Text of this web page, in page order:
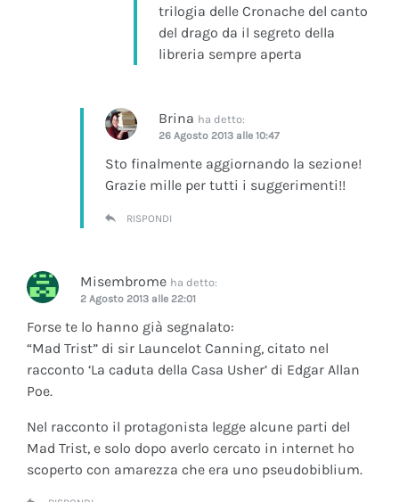
trilogia delle Cronache del canto
del drago da il segreto della
libreria sempre aperta
Brina ha detto:
26 Agosto 2013 alle 10:47
Sto finalmente aggiornando la sezione!
Grazie mille per tutti i suggerimenti!!
RISPONDI
Misembrome ha detto:
2 Agosto 2013 alle 22:01
Forse te lo hanno già segnalato:
“Mad Trist” di sir Launcelot Canning, citato nel
racconto ‘La caduta della Casa Usher’ di Edgar Allan
Poe.
Nel racconto il protagonista legge alcune parti del
Mad Trist, e solo dopo averlo cercato in internet ho
scoperto con amarezza che era uno pseudobiblium.